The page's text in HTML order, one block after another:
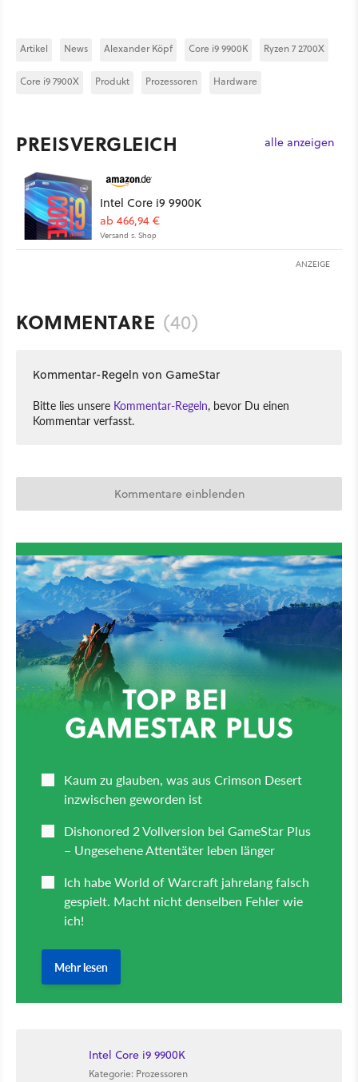
Artikel News Alexander Köpf Core i9 9900K Ryzen 7 2700X
Core i9 7900X Produkt Prozessoren Hardware
PREISVERGLEICH alle anzeigen
Intel Core i9 9900K
ab 466,94 €
Versand s. Shop
ANZEIGE
KOMMENTARE (40)
Kommentar-Regeln von GameStar
Bitte lies unsere Kommentar-Regeln, bevor Du einen
Kommentar verfasst.
Kommentare einblenden
Intel Core i9 9900K
Kategorie: Prozessoren